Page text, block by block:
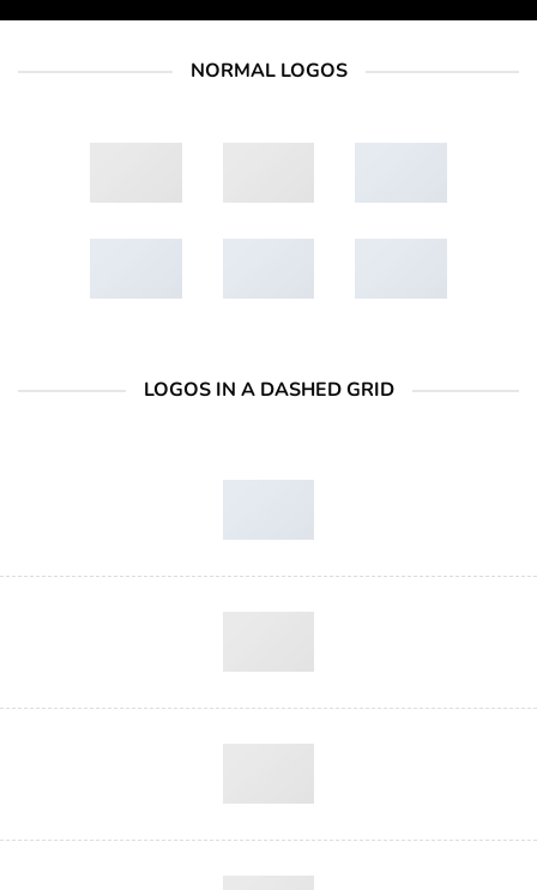
NORMAL LOGOS
LOGOS IN A DASHED GRID